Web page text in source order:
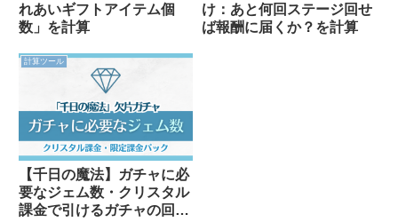
れあいギフトアイテム個
数」を計算
け：あと何回ステージ回せ
ば報酬に届くか？を計算
計算ツール
【千日の魔法】ガチャに必
要なジェム数・クリスタル
課金で引けるガチャの回数